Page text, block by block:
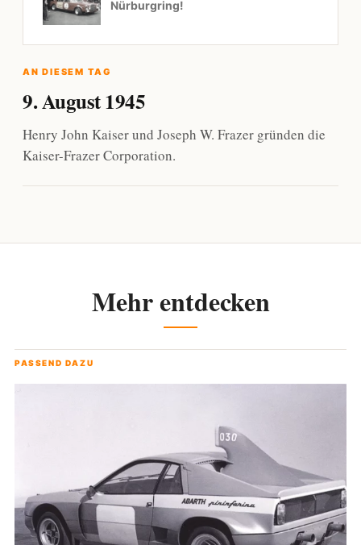
Nürburgring!
AN DIESEM TAG
9. August 1945
Henry John Kaiser und Joseph W. Frazer gründen die
Kaiser-Frazer Corporation.
Mehr entdecken
PASSEND DAZU